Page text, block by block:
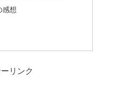
感想
リンク